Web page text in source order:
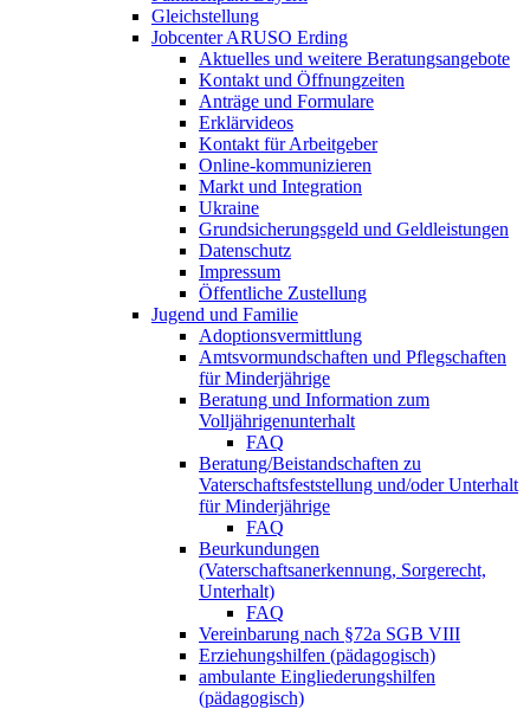
Gleichstellung
Jobcenter ARUSO Erding
Aktuelles und weitere Beratungsangebote
Kontakt und Öffnungzeiten
Anträge und Formulare
Erklärvideos
Kontakt für Arbeitgeber
Online-kommunizieren
Markt und Integration
Ukraine
Grundsicherungsgeld und Geldleistungen
Datenschutz
Impressum
Öffentliche Zustellung
Jugend und Familie
Adoptionsvermittlung
Amtsvormundschaften und Pflegschaften
für Minderjährige
Beratung und Information zum
Volljährigenunterhalt
FAQ
Beratung/Beistandschaften zu
Vaterschaftsfeststellung und/oder Unterhalt
für Minderjährige
FAQ
Beurkundungen
(Vaterschaftsanerkennung, Sorgerecht,
Unterhalt)
FAQ
Vereinbarung nach §72a SGB VIII
Erziehungshilfen (pädagogisch)
ambulante Eingliederungshilfen
(pädagogisch)